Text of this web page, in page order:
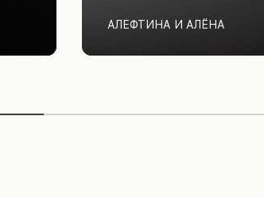
АЛЕФТИНА И АЛЁНА